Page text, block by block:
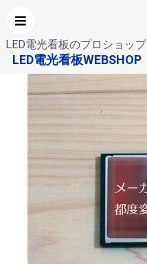
LED電光看板のプロショップ
LED電光看板WEBSHOP